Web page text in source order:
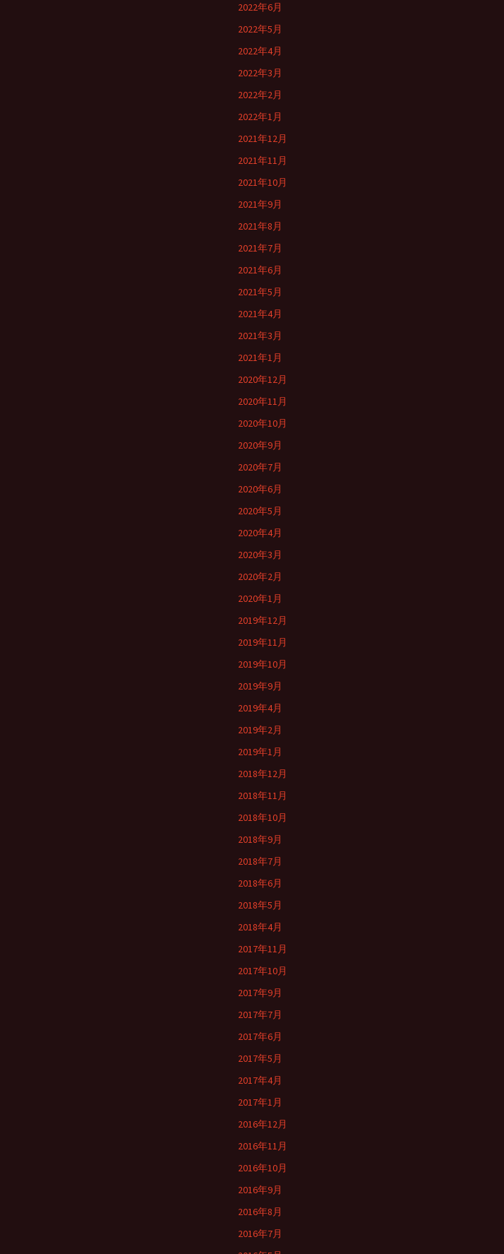
2022年6月
2022年5月
2022年4月
2022年3月
2022年2月
2022年1月
2021年12月
2021年11月
2021年10月
2021年9月
2021年8月
2021年7月
2021年6月
2021年5月
2021年4月
2021年3月
2021年1月
2020年12月
2020年11月
2020年10月
2020年9月
2020年7月
2020年6月
2020年5月
2020年4月
2020年3月
2020年2月
2020年1月
2019年12月
2019年11月
2019年10月
2019年9月
2019年4月
2019年2月
2019年1月
2018年12月
2018年11月
2018年10月
2018年9月
2018年7月
2018年6月
2018年5月
2018年4月
2017年11月
2017年10月
2017年9月
2017年7月
2017年6月
2017年5月
2017年4月
2017年1月
2016年12月
2016年11月
2016年10月
2016年9月
2016年8月
2016年7月